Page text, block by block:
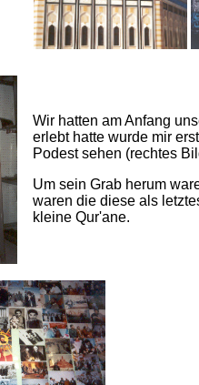
Wir hatten am Anfang
erlebt hatte wurde mir
Podest sehen (rechtes
Um sein Grab herum
waren die diese als
kleine Qur'ane.